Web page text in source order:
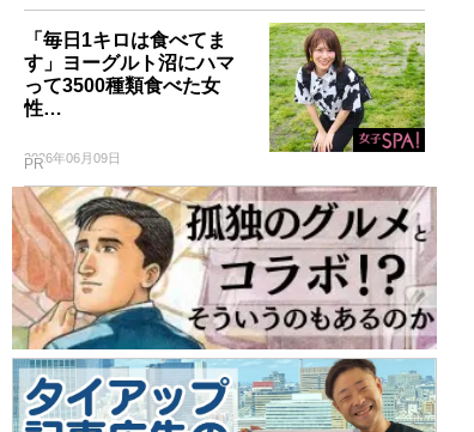
「毎日1キロは食べてま
す」ヨーグルト沼にハマ
って3500種類食べた女
性…
2026年06月09日
PR